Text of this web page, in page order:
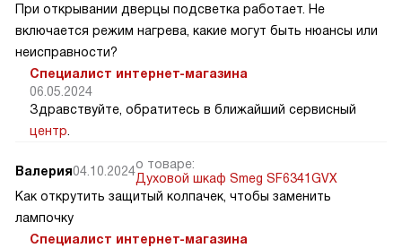
При открывании дверцы подсветка работает. Не
включается режим нагрева, какие могут быть нюансы или
неисправности?
Специалист интернет-магазина
06.05.2024
Здравствуйте, обратитесь в ближайший сервисный
центр.
Валерия04.10.2024о товаре:
Духовой шкаф Smeg SF6341GVX
Как открутить защитый колпачек, чтобы заменить
лампочку
Специалист интернет-магазина